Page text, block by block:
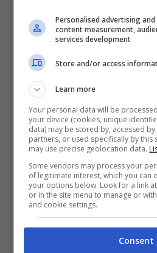
può presentare
risarcimento
quest’ultimo. Nel
compilazione
amichevole di
risarcimento per
ottenuto entro 30
relativi alla bici,
Personalised advertising
content measurement,
services development
Store and/or access
Learn more
Your personal data will be
your device (cookies, unique
data) may be stored by, accessed
partners, or used specifically by this
may use precise geolocation data.
Some vendors may process your
of legitimate interest, which you can
your options below. Look for a link
or in the site menu to manage or
and cookie settings.
Consent